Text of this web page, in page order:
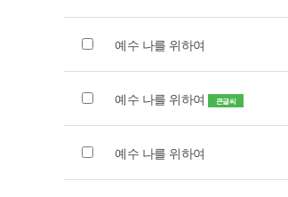
예수 나를 위하여
예수 나를 위하여 큰글씨
예수 나를 위하여